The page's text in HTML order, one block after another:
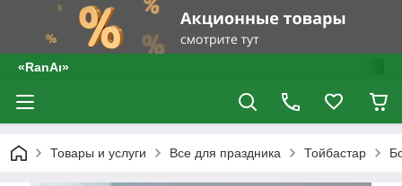
«RanAı»
Товары и услуги Все для праздника Тойбастар